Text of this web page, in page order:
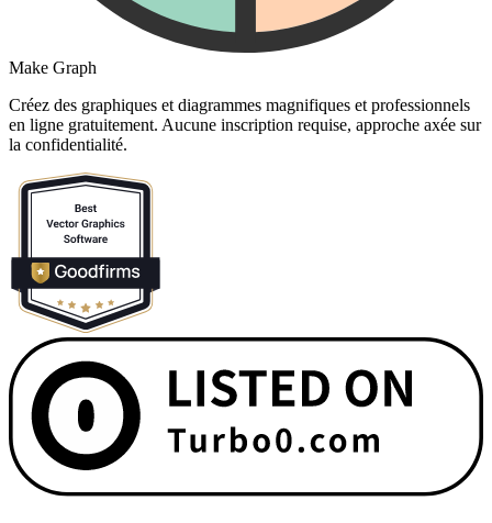
Make Graph
Créez des graphiques et diagrammes magnifiques et professionnels
en ligne gratuitement. Aucune inscription requise, approche axée sur
la confidentialité.